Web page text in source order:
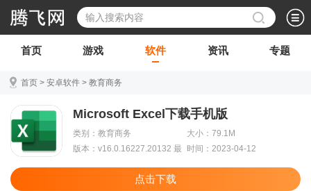
首页 游戏 软件 资讯 专题
首页 > 安卓软件 > 教育商务
Microsoft Excel下载手机版
类别：教育商务
大小：79.1M
版本：v16.0.16227.20132 最
时间：2023-04-12
点击下载